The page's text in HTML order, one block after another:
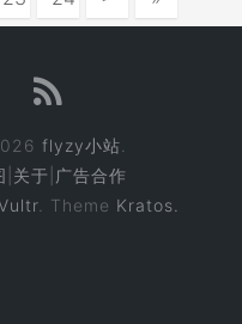
flyzy小站
关于 广告合作
. Theme Kratos.